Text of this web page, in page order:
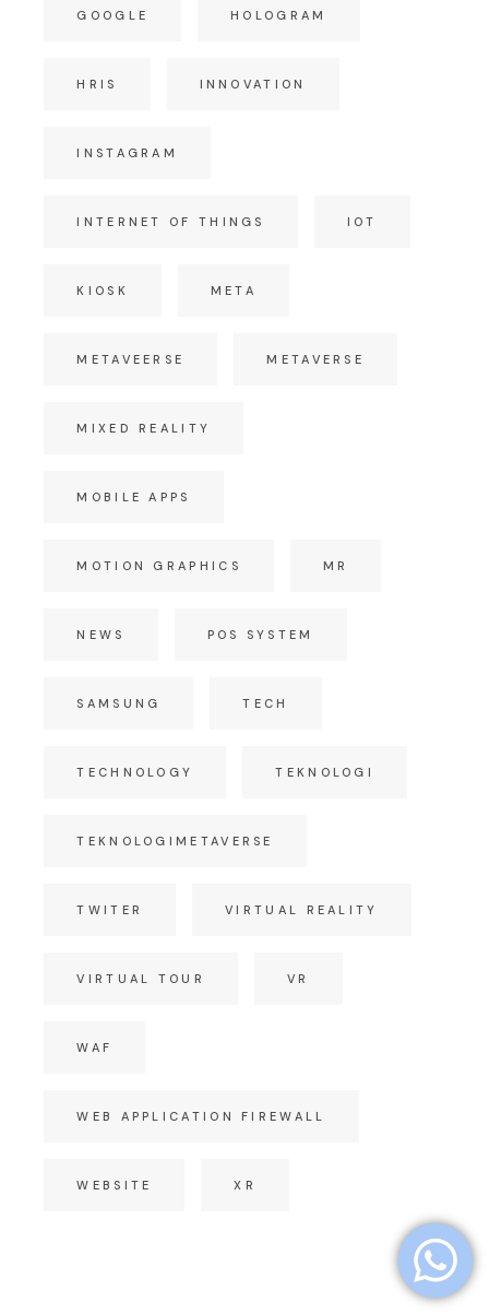
GOOGLE HOLOGRAM
HRIS INNOVATION
INSTAGRAM
INTERNET OF THINGS IOT
KIOSK META
METAVEERSE METAVERSE
MIXED REALITY
MOBILE APPS
MOTION GRAPHICS MR
NEWS POS SYSTEM
SAMSUNG TECH
TECHNOLOGY TEKNOLOGI
TEKNOLOGIMETAVERSE
TWITER VIRTUAL REALITY
VIRTUAL TOUR VR
WAF
WEB APPLICATION FIREWALL
WEBSITE XR